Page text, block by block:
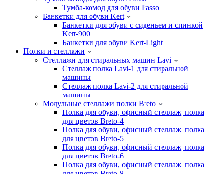
Тумба-комод для обуви Passo
Банкетки для обуви Kert
Банкетки для обуви с сиденьем и спинкой
Kert-900
Банкетки для обуви Kert-Light
Полки и стеллажи
Стеллажи для стиральных машин Lavi
Стеллаж полка Lavi-1 для стиральной
машины
Стеллаж полка Lavi-2 для стиральной
машины
Модульные стеллажи полки Breto
Полка для обуви, офисный стеллаж, полка
для цветов Breto-4
Полка для обуви, офисный стеллаж, полка
для цветов Breto-5
Полка для обуви, офисный стеллаж, полка
для цветов Breto-6
Полка для обуви, офисный стеллаж, полка